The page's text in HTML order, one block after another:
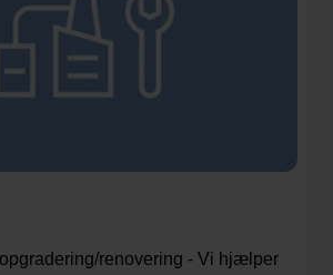
renovering - Vi hjælper